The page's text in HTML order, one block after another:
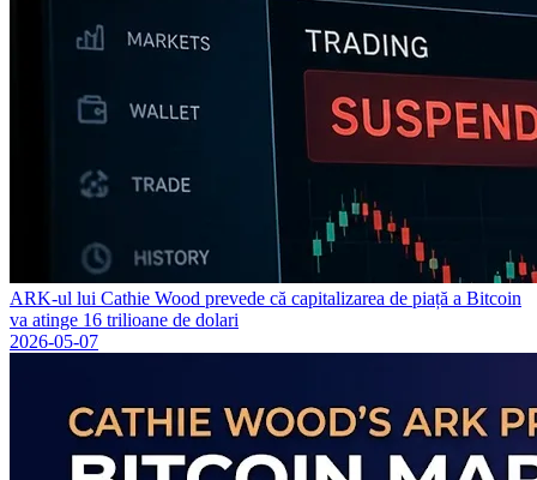
ARK-ul lui Cathie Wood prevede că capitalizarea de piață a Bitcoin
va atinge 16 trilioane de dolari
2026-05-07